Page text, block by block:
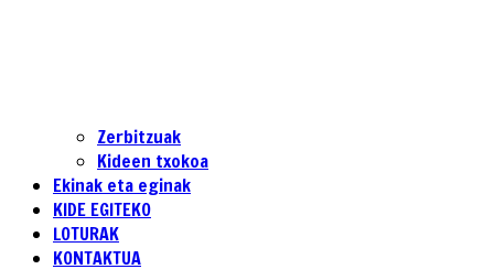
Zerbitzuak
Kideen txokoa
Ekinak eta eginak
KIDE EGITEKO
LOTURAK
KONTAKTUA